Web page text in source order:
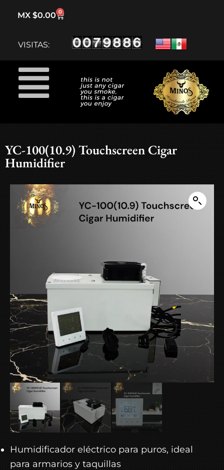
SIN PREMIO
15% DESCUENTO
SIN PREMIO
ENVÍO GRATIS
10% DESCUENTO
20% DESCUENTO
SIN PREMIO
MX $0.00 0
VISITAS:
YC-100(10.9) Touchscreen Cigar
Humidifier
Humidificador eléctrico para puros, ideal
para armarios y taquillas